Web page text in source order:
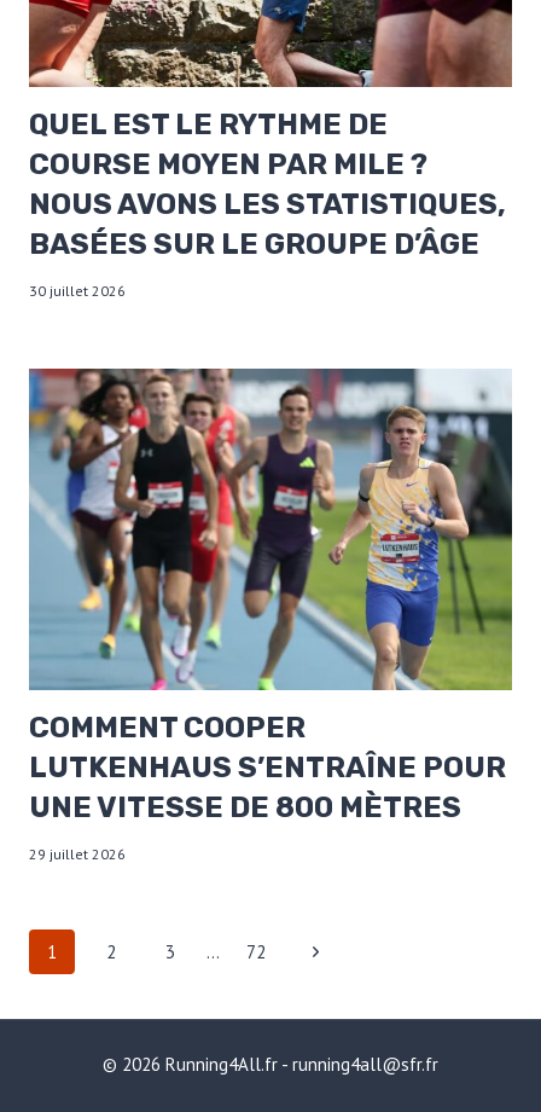
QUEL EST LE RYTHME DE
COURSE MOYEN PAR MILE ?
NOUS AVONS LES STATISTIQUES,
BASÉES SUR LE GROUPE D’ÂGE
30 juillet 2026
COMMENT COOPER
LUTKENHAUS S’ENTRAÎNE POUR
UNE VITESSE DE 800 MÈTRES
29 juillet 2026
NAVIGATION
DE
PAGE
1 2 3 … 72
Page
© 2026 Running4All.fr - running4all@sfr.fr